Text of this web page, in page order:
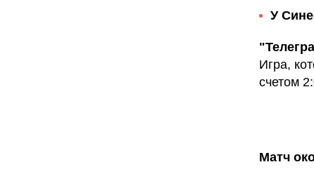
У
Игра,
счетом
Матч